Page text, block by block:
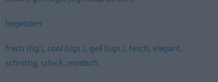
begeistert
frech (fig.), cool (ugs.), geil (ugs.),fesch, elegant,
schnittig, schick, modisch